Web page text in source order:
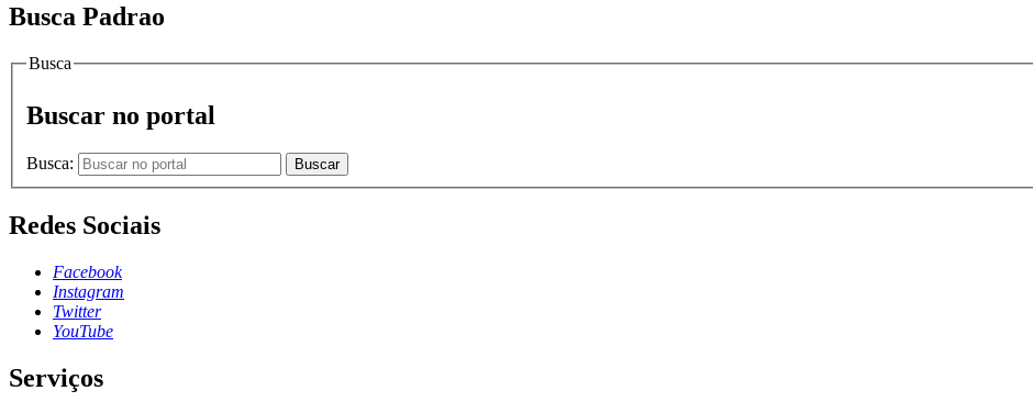
Busca Padrao
Busca
Buscar no portal
Busca: Buscar
Redes Sociais
Facebook
Instagram
Twitter
YouTube
Serviços